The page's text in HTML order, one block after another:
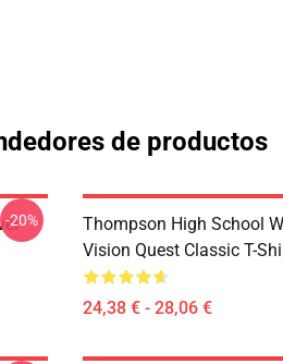
de productos
-20%
Thompson High School
Vision Quest Classic T-
24,38 € - 28,06 €